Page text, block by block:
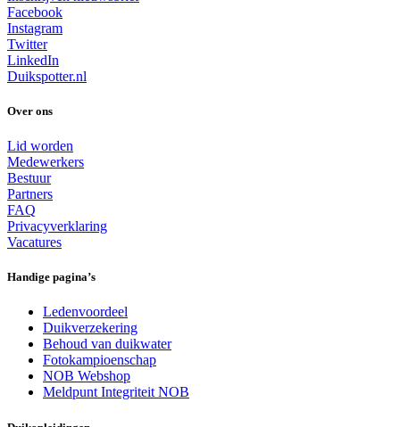
Facebook
Instagram
Twitter
LinkedIn
Duikspotter.nl
Over ons
Lid worden
Medewerkers
Bestuur
Partners
FAQ
Privacyverklaring
Vacatures
Handige pagina’s
Ledenvoordeel
Duikverzekering
Behoud van duikwater
Fotokampioenschap
NOB Webshop
Meldpunt Integriteit NOB